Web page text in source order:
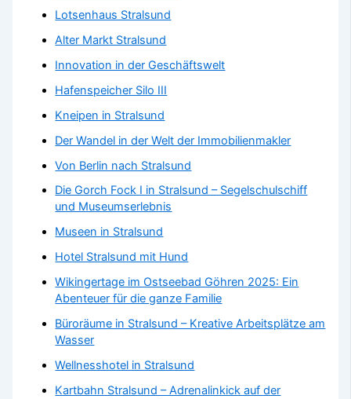
Lotsenhaus Stralsund
Alter Markt Stralsund
Innovation in der Geschäftswelt
Hafenspeicher Silo III
Kneipen in Stralsund
Der Wandel in der Welt der Immobilienmakler
Von Berlin nach Stralsund
Die Gorch Fock I in Stralsund – Segelschulschiff
und Museumserlebnis
Museen in Stralsund
Hotel Stralsund mit Hund
Wikingertage im Ostseebad Göhren 2025: Ein
Abenteuer für die ganze Familie
Büroräume in Stralsund – Kreative Arbeitsplätze am
Wasser
Wellnesshotel in Stralsund
Kartbahn Stralsund – Adrenalinkick auf der